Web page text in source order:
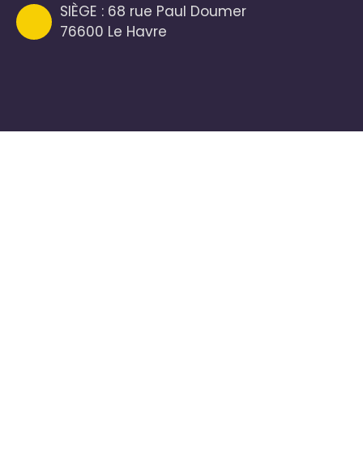
SIÈGE : 68 rue Paul Doumer
76600 Le Havre